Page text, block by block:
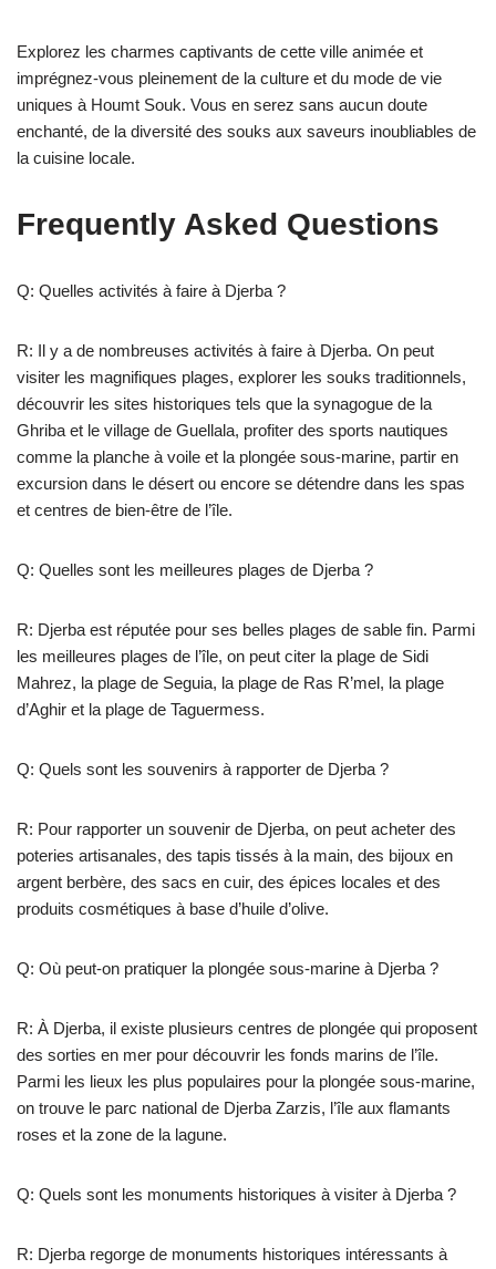
Explorez les charmes captivants de cette ville animée et
imprégnez-vous pleinement de la culture et du mode de vie
uniques à Houmt Souk. Vous en serez sans aucun doute
enchanté, de la diversité des souks aux saveurs inoubliables de
la cuisine locale.
Frequently Asked Questions
Q: Quelles activités à faire à Djerba ?
R: Il y a de nombreuses activités à faire à Djerba. On peut
visiter les magnifiques plages, explorer les souks traditionnels,
découvrir les sites historiques tels que la synagogue de la
Ghriba et le village de Guellala, profiter des sports nautiques
comme la planche à voile et la plongée sous-marine, partir en
excursion dans le désert ou encore se détendre dans les spas
et centres de bien-être de l’île.
Q: Quelles sont les meilleures plages de Djerba ?
R: Djerba est réputée pour ses belles plages de sable fin. Parmi
les meilleures plages de l’île, on peut citer la plage de Sidi
Mahrez, la plage de Seguia, la plage de Ras R’mel, la plage
d’Aghir et la plage de Taguermess.
Q: Quels sont les souvenirs à rapporter de Djerba ?
R: Pour rapporter un souvenir de Djerba, on peut acheter des
poteries artisanales, des tapis tissés à la main, des bijoux en
argent berbère, des sacs en cuir, des épices locales et des
produits cosmétiques à base d’huile d’olive.
Q: Où peut-on pratiquer la plongée sous-marine à Djerba ?
R: À Djerba, il existe plusieurs centres de plongée qui proposent
des sorties en mer pour découvrir les fonds marins de l’île.
Parmi les lieux les plus populaires pour la plongée sous-marine,
on trouve le parc national de Djerba Zarzis, l’île aux flamants
roses et la zone de la lagune.
Q: Quels sont les monuments historiques à visiter à Djerba ?
R: Djerba regorge de monuments historiques intéressants à